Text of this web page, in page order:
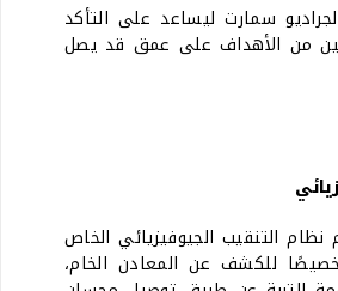
سمارت ليساعد على التأكد
من الأهداف على عمق قد يصل
التنقيب الجيوفيزيائي الخاص
للكشف عن المعادن الخام،